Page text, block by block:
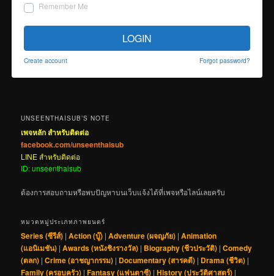
Remember Me
LOGIN
Create account Forgot password?
UNSEENTHAISUB’S NOTE
เพจหลัก สำหรับติดต่อ
facebook.com/unseenthaisub
LINE สำหรับติดต่อ
ID: unseenthaisub
ต้องการสอบถามหรือพบปัญหาบนเว็บแจ้งได้ที่เพจหรือไลน์เลยครับ
หมวดหมู่ประเภทภาพยนตร์
Series (ซีรีส์) |Action (บู๊) |Adventure (ผจญภัย) |Animation
(แอนิเมชัน) |Awards (หนังชิงรางวัล) | Biography (ชีวประวัติ) |Comedy
(ตลก) |Crime (อาชญากรรม) | Documentary (สารคดี) | Drama (ชีวิต) |
Family (ครอบครัว) |Fantasy (แฟนตาซี) |History (ประวัติศาสตร์) |